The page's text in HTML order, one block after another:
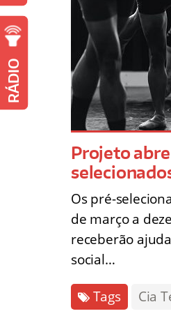
Projeto
Os pré-
de março a
receberão
social…
Tags Cia
RÁDIO